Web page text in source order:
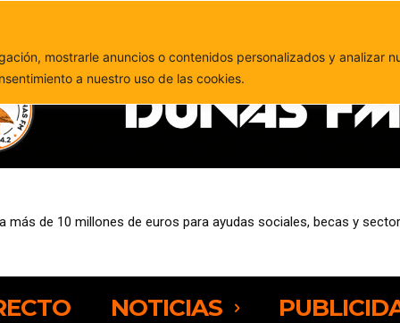
mostrarle anuncios o contenidos personalizados y analizar
a nuestro uso de las cookies.
más de 10 millones de euros para ayudas sociales, becas y
Spar, Grupo Barceló y Dany Sport se suman a la nueva
NOTICIAS